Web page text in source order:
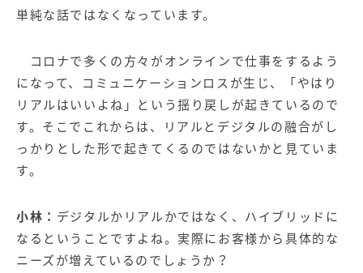
単純な話ではなくなっています。
コロナで多くの方々がオンラインで仕事をするよう
になって、コミュニケーションロスが生じ、「やはり
リアルはいいよね」という揺り戻しが起きているので
す。そこでこれからは、リアルとデジタルの融合がし
っかりとした形で起きてくるのではないかと見ていま
す。
小林： デジタルかリアルかではなく、ハイブリッドに
なるということですよね。実際にお客様から具体的な
ニーズが増えているのでしょうか？